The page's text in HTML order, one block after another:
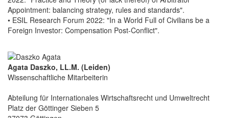
Appointment: balancing strategy, rules and standards".
• ESIL Research Forum 2022: "In a World Full of Civilians be a
Foreign Investor: Compensation Post-Conflict".
Agata Daszko, LL.M. (Leiden)
Wissenschaftliche Mitarbeiterin
Abteilung für Internationales Wirtschaftsrecht und Umweltrecht
Platz der Göttinger Sieben 5